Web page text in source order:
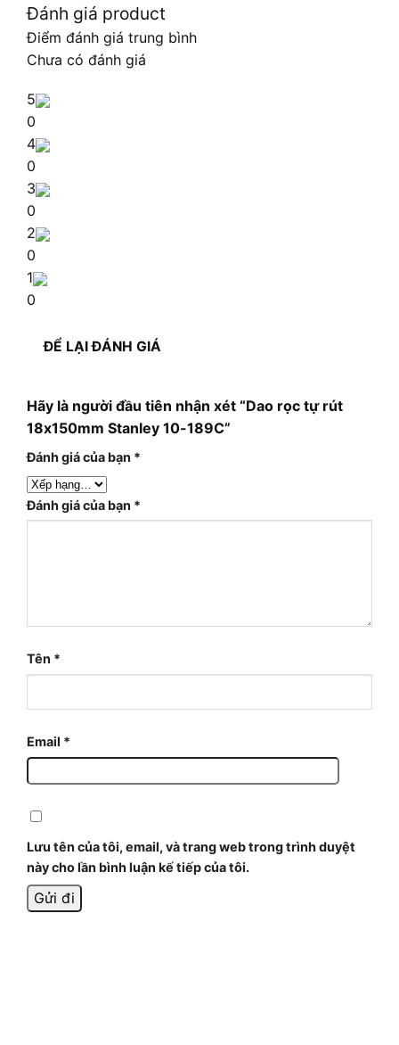
Đánh giá product
Điểm đánh giá trung bình
Chưa có đánh giá
5
0
4
0
3
0
2
0
1
0
ĐỂ LẠI ĐÁNH GIÁ
Hãy là người đầu tiên nhận xét “Dao rọc tự rút
18x150mm Stanley 10-189C”
Đánh giá của bạn *
Đánh giá của bạn *
Tên *
Email *
Lưu tên của tôi, email, và trang web trong trình duyệt
này cho lần bình luận kế tiếp của tôi.